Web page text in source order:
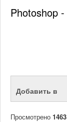
Photoshop
Добавить в
Просмотрено 1463